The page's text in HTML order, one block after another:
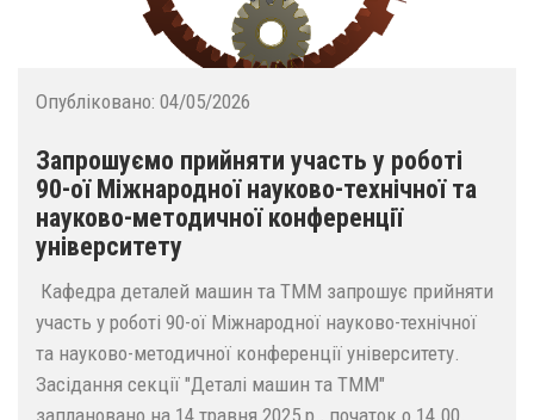
Опубліковано: 04/05/2026
Запрошуємо прийняти участь у роботі
90-ої Міжнародної науково-технічної та
науково-методичної конференції
університету
Кафедра деталей машин та ТММ запрошує прийняти
участь у роботі 90-ої Міжнародної науково-технічної
та науково-методичної конференції університету.
Засідання секції "Деталі машин та ТММ"
заплановано на 14 травня 2025 р., початок о 14.00.